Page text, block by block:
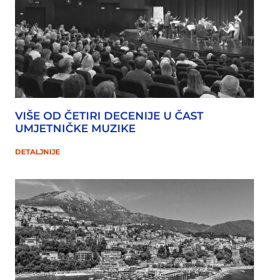
VIŠE OD ČETIRI DECENIJE U ČAST
UMJETNIČKE MUZIKE
DETALJNIJE